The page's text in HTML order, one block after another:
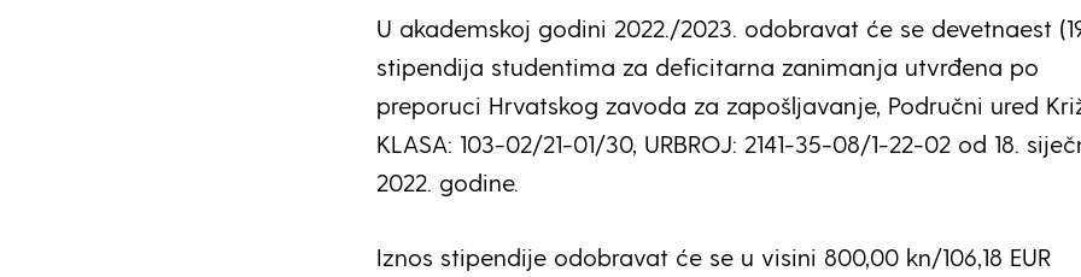
U akademskoj godini 2022./2023. odobravat će se devetnaest
stipendija studentima za deficitarna zanimanja utvrđena po
preporuci Hrvatskog zavoda za zapošljavanje, Područni ured
KLASA: 103-02/21-01/30, URBROJ: 2141-35-08/1-22-02 od 18.
2022. godine.
Iznos stipendije odobravat će se u visini 800,00 kn/106,18 EUR